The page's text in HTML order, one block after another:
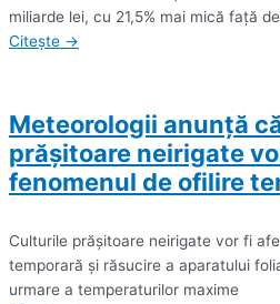
miliarde lei, cu 21,5% mai mică faţă
Citește →
Meteorologii anunță
prăşitoare neirigate
fenomenul de ofilire
Culturile prăşitoare neirigate vor fi
temporară şi răsucire a aparatului
urmare a temperaturilor maxime